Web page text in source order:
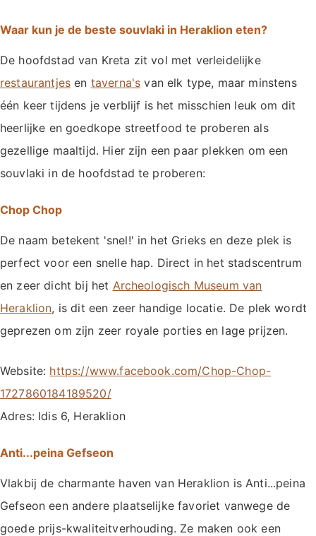
Waar kun je de beste souvlaki in Heraklion eten?
De hoofdstad van Kreta zit vol met verleidelijke
restaurantjes en taverna's van elk type, maar minstens
één keer tijdens je verblijf is het misschien leuk om dit
heerlijke en goedkope streetfood te proberen als
gezellige maaltijd. Hier zijn een paar plekken om een
souvlaki in de hoofdstad te proberen:
Chop Chop
De naam betekent 'snel!' in het Grieks en deze plek is
perfect voor een snelle hap. Direct in het stadscentrum
en zeer dicht bij het Archeologisch Museum van
Heraklion, is dit een zeer handige locatie. De plek wordt
geprezen om zijn zeer royale porties en lage prijzen.
Website: https://www.facebook.com/Chop-Chop-
1727860184189520/
Adres: Idis 6, Heraklion
Anti...peina Gefseon
Vlakbij de charmante haven van Heraklion is Anti...peina
Gefseon een andere plaatselijke favoriet vanwege de
goede prijs-kwaliteitverhouding. Ze maken ook een